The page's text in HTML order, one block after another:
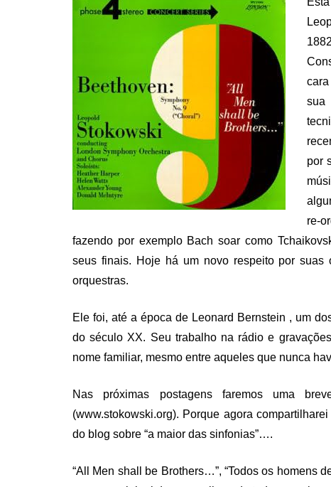
por
re-
fazendo por exemplo Bach soar como
seus finais. Hoje há um novo respeito por
orquestras.
Ele foi, até a época de Leonard Bernstein , um
do século XX. Seu trabalho na rádio e
nome familiar, mesmo entre aqueles que nunca
Nas próximas postagens faremos uma
(www.stokowski.org). Porque agora
do blog sobre “a maior das sinfonias”….
“All Men shall be Brothers…”, “Todos os homens